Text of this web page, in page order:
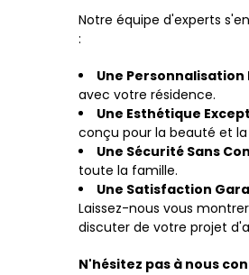
Notre équipe d'experts
:
Une
avec votre résidence.
Une Esthétique
conçu pour la beauté et
Une Sécurité Sans
toute la famille.
Une Satisfaction
Laissez-nous vous
discuter de votre projet
N'hésitez pas à nous